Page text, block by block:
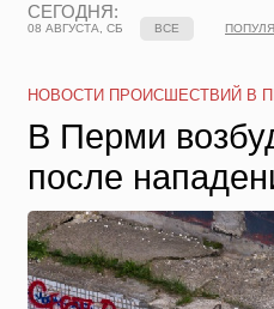
СЕГОДНЯ:
08 АВГУСТА, СБ ВСЕ
НОВОСТИ ПРОИСШЕСТВИЙ В
В Перми
после